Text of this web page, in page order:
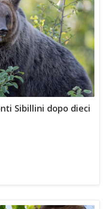
Sibillini dopo dieci